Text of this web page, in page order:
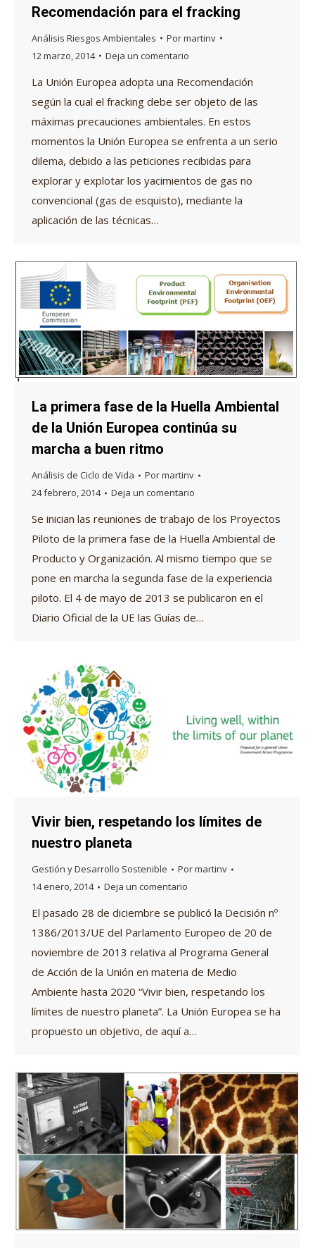
Recomendación para el fracking
Análisis Riesgos Ambientales Pormartinv
12 marzo, 2014
Deja un comentario
La Unión Europea adopta una Recomendación
según la cual el fracking debe ser objeto de las
máximas precauciones ambientales. En estos
momentos la Unión Europea se enfrenta a un serio
dilema, debido a las peticiones recibidas para
explorar y explotar los yacimientos de gas no
convencional (gas de esquisto), mediante la
aplicación de las técnicas…
La primera fase de la Huella Ambiental
de la Unión Europea continúa su
marcha a buen ritmo
Análisis de Ciclo de Vida Pormartinv
24 febrero, 2014
Deja un comentario
Se inician las reuniones de trabajo de los Proyectos
Piloto de la primera fase de la Huella Ambiental de
Producto y Organización. Al mismo tiempo que se
pone en marcha la segunda fase de la experiencia
piloto. El 4 de mayo de 2013 se publicaron en el
Diario Oficial de la UE las Guías de…
Vivir bien, respetando los límites de
nuestro planeta
Gestión y Desarrollo Sostenible Pormartinv
14 enero, 2014
Deja un comentario
El pasado 28 de diciembre se publicó la Decisión nº
1386/2013/UE del Parlamento Europeo de 20 de
noviembre de 2013 relativa al Programa General
de Acción de la Unión en materia de Medio
Ambiente hasta 2020 “Vivir bien, respetando los
límites de nuestro planeta”. La Unión Europea se ha
propuesto un objetivo, de aquí a…